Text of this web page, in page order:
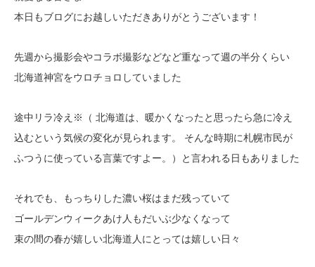
本日もブログにお越しいただきありがとうございます！
先週から撮影会やコラボ撮影などなど重なって週の半分くらい
北海道神宮をウロチョロしていました
途中リラ冷え※（ 北海道は、暖かくなったと思ったら急に冷え
込むという気候の変化が見られます。 そんな時期に札幌市民が
ふつうに使っている言葉ですよー。）と言われる日もありました
それでも、もっちりした濃い桜はまだ残っていて
ゴールデンウィークあけ人もだいぶ少なくなって
束の間の春が嬉しい北海道人にとっては嬉しい日々